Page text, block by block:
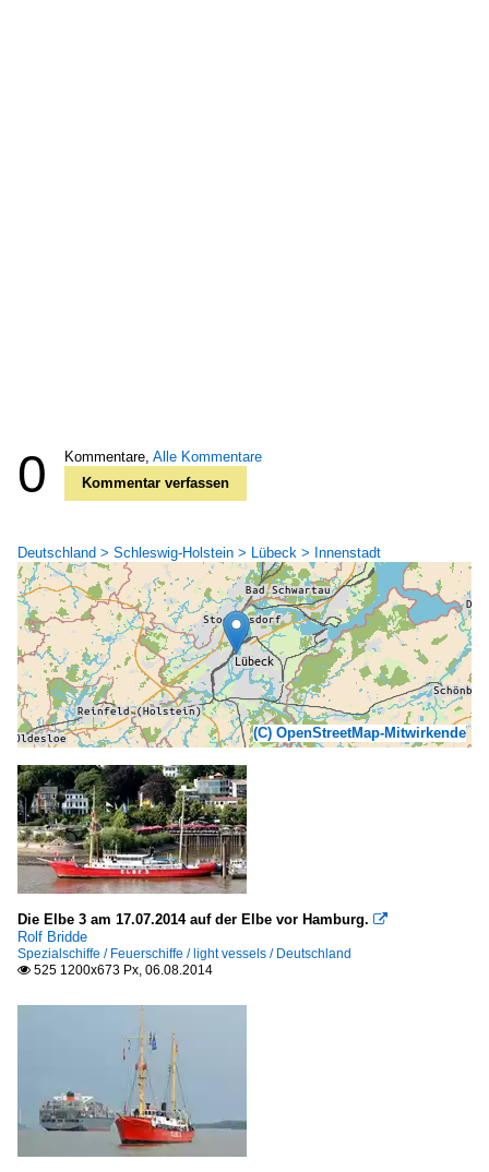
0 Kommentare, Alle Kommentare
Kommentar verfassen
Deutschland > Schleswig-Holstein > Lübeck > Innenstadt
(C) OpenStreetMap-Mitwirkende
Die Elbe 3 am 17.07.2014 auf der Elbe vor Hamburg. 
Rolf Bridde
Spezialschiffe / Feuerschiffe / light vessels / Deutschland
 525 1200x673 Px, 06.08.2014